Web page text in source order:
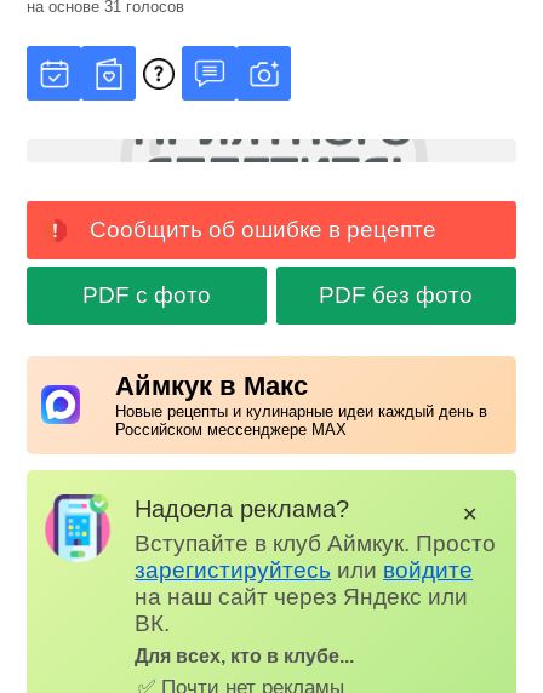
на основе31 голосов
Сообщить об ошибке в рецепте
PDF с фото PDF без фото
Аймкук в Макс
Новые рецепты и кулинарные идеи каждый день в
Российском мессенджере MAX
Надоела реклама?
Вступайте в клуб Аймкук. Просто
зарегистируйтесь или войдите
на наш сайт через Яндекс или
ВК.
Для всех, кто в клубе...
✅ Почти нет рекламы
✕